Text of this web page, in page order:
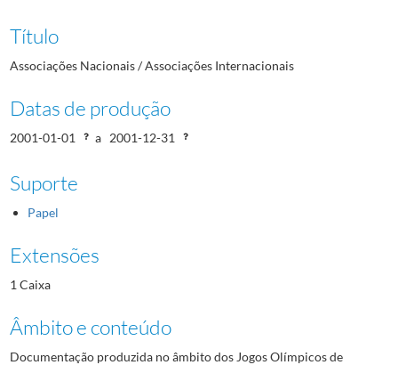
Título
Associações Nacionais / Associações Internacionais
Datas de produção
2001-01-01 a 2001-12-31
Suporte
Papel
Extensões
1 Caixa
Âmbito e conteúdo
Documentação produzida no âmbito dos Jogos Olímpicos de